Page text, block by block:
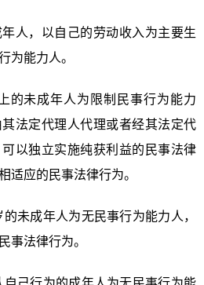
，以自己的劳动收入为主要生
为能力人。
未成年人为限制民事行为能力
法定代理人代理或者经其法定代
以独立实施纯获利益的民事法律
适应的民事法律行为。
成年人为无民事行为能力人，
事法律行为。